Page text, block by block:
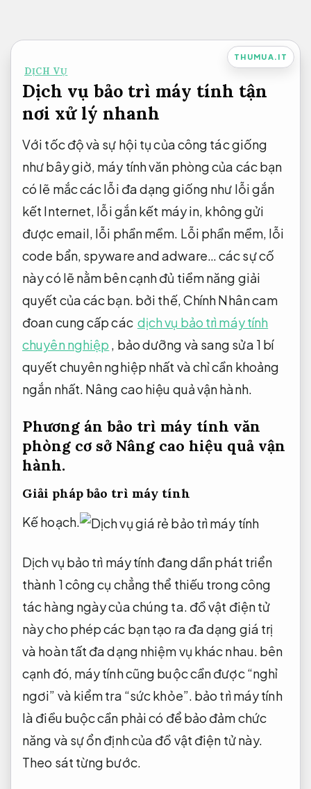
nội
dung
THUMUA.IT
DỊCH VỤ
Dịch vụ bảo trì máy tính tận
nơi xử lý nhanh
Với tốc độ và sự hội tụ của công tác giống
như bây giờ, máy tính văn phòng của các bạn
có lẽ mắc các lỗi đa dạng giống như lỗi gắn
kết Internet, lỗi gắn kết máy in, không gửi
được email, lỗi phần mềm. Lỗi phần mềm, lỗi
code bẩn, spyware and adware… các sự cố
này có lẽ nằm bên cạnh đủ tiềm năng giải
quyết của các bạn. bởi thế, Chính Nhân cam
đoan cung cấp các dịch vụ bảo trì máy tính
chuyên nghiệp , bảo dưỡng và sang sửa 1 bí
quyết chuyên nghiệp nhất và chỉ cần khoảng
ngắn nhất. Nâng cao hiệu quả vận hành.
Phương án bảo trì máy tính văn
phòng cơ sở Nâng cao hiệu quả vận
hành.
Giải pháp bảo trì máy tính
Kế hoạch.
Dịch vụ bảo trì máy tính đang dần phát triển
thành 1 công cụ chẳng thể thiếu trong công
tác hàng ngày của chúng ta. đồ vật điện tử
này cho phép các bạn tạo ra đa dạng giá trị
và hoàn tất đa dạng nhiệm vụ khác nhau. bên
cạnh đó, máy tính cũng buộc cần được “nghỉ
ngơi” và kiểm tra “sức khỏe”. bảo trì máy tính
là điều buộc cần phải có để bảo đảm chức
năng và sự ổn định của đồ vật điện tử này.
Theo sát từng bước.